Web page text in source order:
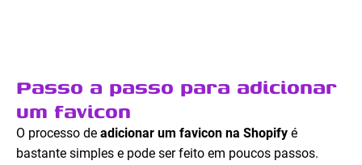
Passo a passo para adicionar
um favicon
O processo de adicionar um favicon na Shopify é
bastante simples e pode ser feito em poucos passos.